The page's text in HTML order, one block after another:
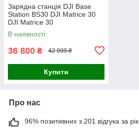
Зарядна станція DJI Base
Station BS30 DJI Matrice 30
DJI Matrice 30
В наявності
36 800 ₴ 42 999 ₴
Купити
Про нас
96% позитивних з 201 відгука за рік